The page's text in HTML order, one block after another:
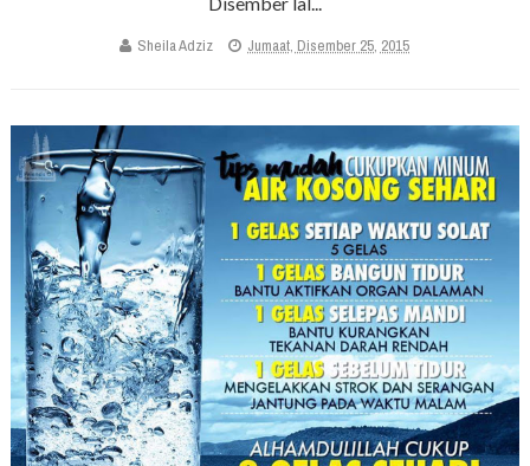
Sheila Adziz Jumaat, Disember 25, 2015